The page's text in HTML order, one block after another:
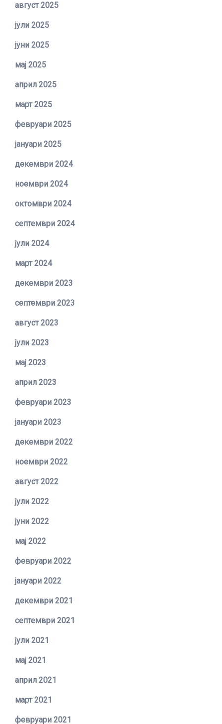
август 2025
јули 2025
јуни 2025
мај 2025
април 2025
март 2025
февруари 2025
јануари 2025
декември 2024
ноември 2024
октомври 2024
септември 2024
јули 2024
март 2024
декември 2023
септември 2023
август 2023
јули 2023
мај 2023
април 2023
февруари 2023
јануари 2023
декември 2022
ноември 2022
август 2022
јули 2022
јуни 2022
мај 2022
февруари 2022
јануари 2022
декември 2021
септември 2021
јули 2021
мај 2021
април 2021
март 2021
февруари 2021